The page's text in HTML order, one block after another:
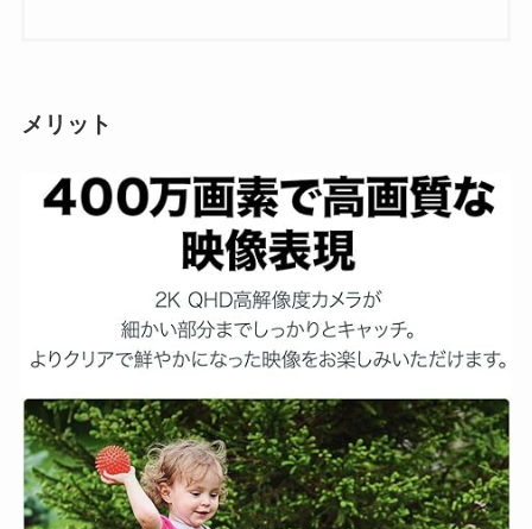
メリット